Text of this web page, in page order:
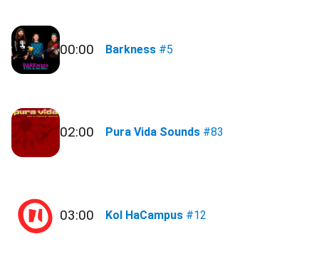
00:00 Barkness #5
02:00 Pura Vida Sounds #83
03:00 Kol HaCampus #12